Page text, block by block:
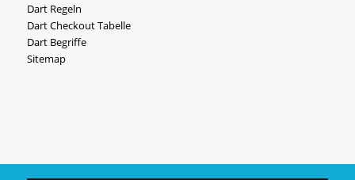
Dart Regeln
Dart Checkout Tabelle
Dart Begriffe
Sitemap